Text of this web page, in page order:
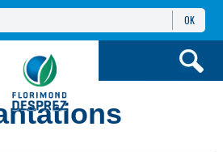
OK